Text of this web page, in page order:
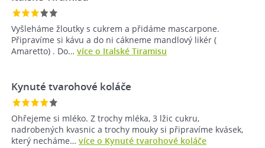
Vyšleháme žloutky s cukrem a přidáme mascarpone.
Připravíme si kávu a do ni cákneme mandlový likér (
Amaretto) . Do… více o Italské Tiramisu
Kynuté tvarohové koláče
Ohřejeme si mléko. Z trochy mléka, 3 lžic cukru,
nadrobených kvasnic a trochy mouky si připravíme kvásek,
který necháme… více o Kynuté tvarohové koláče